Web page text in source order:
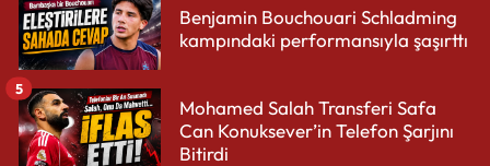
Benjamin Bouchouari Schladming
kampındaki performansıyla şaşırttı
Mohamed Salah Transferi Safa
Can Konuksever’in Telefon Şarjını
Bitirdi
5